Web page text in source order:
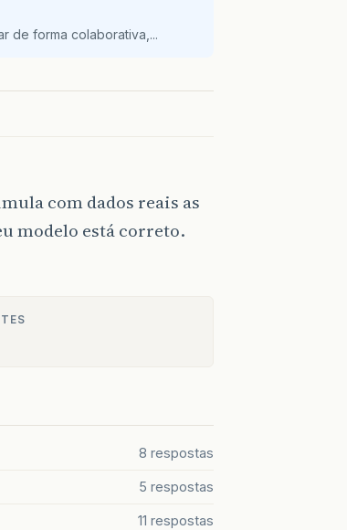
de forma colaborativa,...
com dados reais as
modelo está correto.
8 respostas
5 respostas
11 respostas